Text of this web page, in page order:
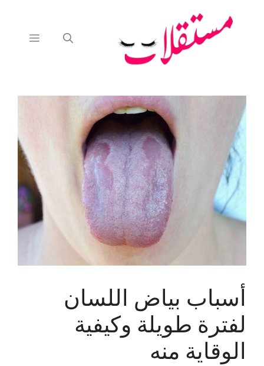
القائمة
أسباب بياض اللسان
لفترة طويلة وكيفية
الوقاية منه